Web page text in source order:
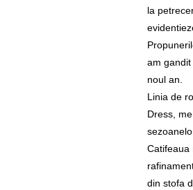
la
am
noul an.
Linia de
Dress,
Catifeaua
din stofa